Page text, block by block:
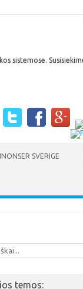
sistemose.
SVERIGE
temos: